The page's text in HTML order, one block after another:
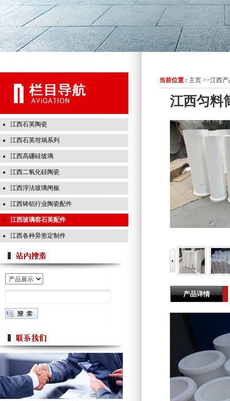
当前位置 : 主页 >>江西产
江西匀料
产品详情
江西石英陶瓷
江西石英坩埚系列
江西高硼硅玻璃
江西二氧化硅陶瓷
江西浮法玻璃闸板
江西铸铝行业陶瓷配件
江西玻璃窑石英配件
江西各种异形定制件